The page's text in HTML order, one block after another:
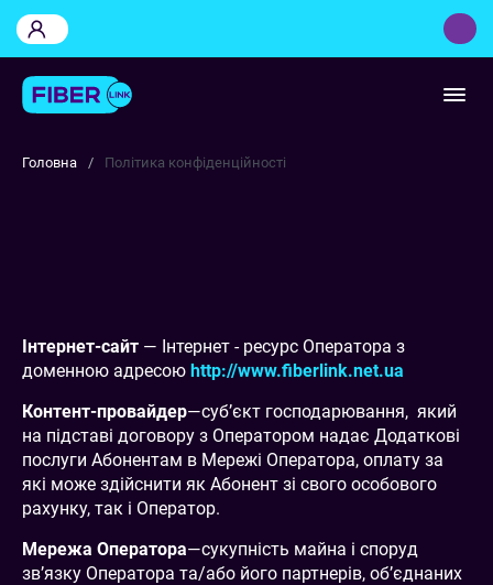
Головна Політика конфіденційності
Інтернет-сайт — Інтернет - ресурс Оператора з
доменною адресою http://www.fiberlink.net.ua
Контент-провайдер—суб’єкт господарювання, який
на підставі договору з Оператором надає Додаткові
послуги Абонентам в Мережі Оператора, оплату за
які може здійснити як Абонент зі свого особового
рахунку, так і Оператор.
Мережа Оператора—сукупність майна і споруд
зв’язку Оператора та/або його партнерів, об’єднаних